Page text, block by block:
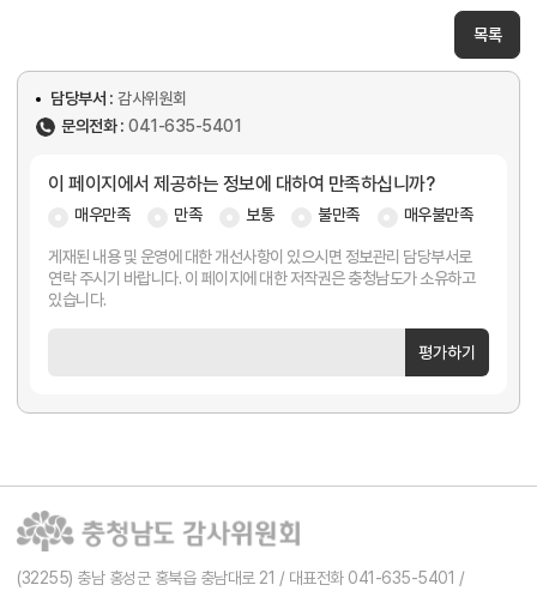
목록
담당부서 : 감사위원회
문의전화 : 041-635-5401
이 페이지에서 제공하는 정보에 대하여 만족하십니까?
매우만족 만족 보통 불만족 매우불만족
게재된 내용 및 운영에 대한 개선사항이 있으시면 정보관리 담당부서로
연락 주시기 바랍니다. 이 페이지에 대한 저작권은 충청남도가 소유하고
있습니다.
평가하기
(32255) 충남 홍성군 홍북읍 충남대로 21 / 대표전화 041-635-5401 /